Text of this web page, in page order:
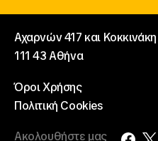
Αχαρνών 417 και Κοκκινάκη
111 43 Αθήνα
Όροι Χρήσης
Πολιτική Cookies
Ακολουθήστε μας